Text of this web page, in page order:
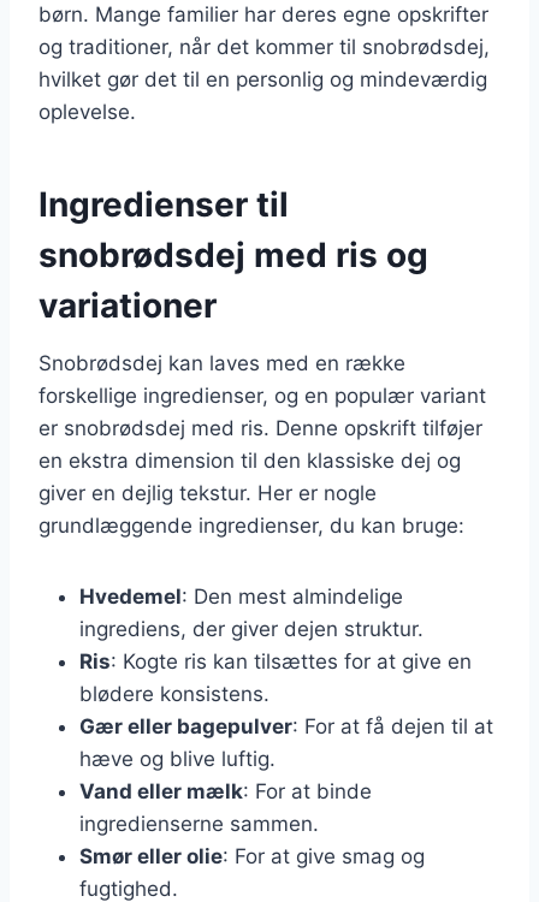
børn. Mange familier har deres egne opskrifter
og traditioner, når det kommer til snobrødsdej,
hvilket gør det til en personlig og mindeværdig
oplevelse.
Ingredienser til
snobrødsdej med ris og
variationer
Snobrødsdej kan laves med en række
forskellige ingredienser, og en populær variant
er snobrødsdej med ris. Denne opskrift tilføjer
en ekstra dimension til den klassiske dej og
giver en dejlig tekstur. Her er nogle
grundlæggende ingredienser, du kan bruge:
Hvedemel: Den mest almindelige
ingrediens, der giver dejen struktur.
Ris: Kogte ris kan tilsættes for at give en
blødere konsistens.
Gær eller bagepulver: For at få dejen til at
hæve og blive luftig.
Vand eller mælk: For at binde
ingredienserne sammen.
Smør eller olie: For at give smag og
fugtighed.